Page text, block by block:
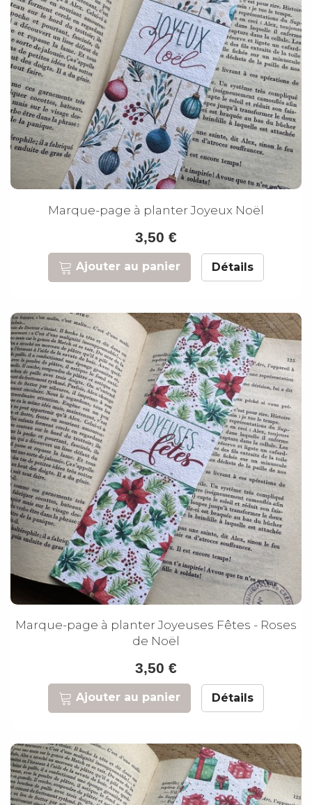
Marque-page à planter Joyeux Noël
3,50 €
Ajouter au panier Détails
Marque-page à planter Joyeuses Fêtes - Roses
de Noël
3,50 €
Ajouter au panier Détails